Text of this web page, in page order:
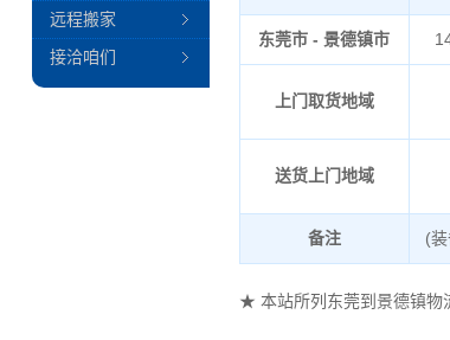
东莞市 - 景德镇市
上门取货地域
送货上门地域
备注 (
★ 本站所列东莞到景德镇物
远程搬家
接洽咱们